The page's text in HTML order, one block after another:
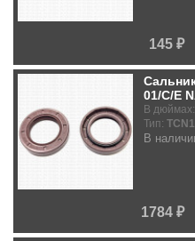
145 ₽
01/C/E
В дюймах:
Тип: TCN1
В
1784 ₽